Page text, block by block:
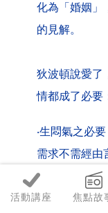
活動講座 焦點故
化為「婚姻」
的見解。
狄波頓說愛了
情都成了必要
‧生悶氣之必
需求不需經由
‧輪流洗衣服